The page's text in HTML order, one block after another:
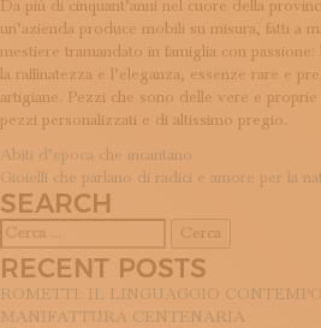
ISCRIVITI ALLA NEWSLETTER
SOSTIENICI
MAGAZINE
TUTTI I CONTENUTI
NEWS
ITINERARI
ISCRIVITI
LOGIN
Da più di cinquant’anni nel cuore della
un’azienda produce mobili su misura, fatti a
mestiere tramandato in famiglia con
la raffinatezza e l’eleganza, essenze rare e
artigiane. Pezzi che sono delle vere e
pezzi personalizzati e di altissimo pregio.
NAVIGAZIONE
ARTICOLI
Abiti d’epoca che incantano
Gioielli che parlano di radici e amore per la
SEARCH
per:
RECENT POSTS
ROMETTI: IL LINGUAGGIO
MANIFATTURA CENTENARIA